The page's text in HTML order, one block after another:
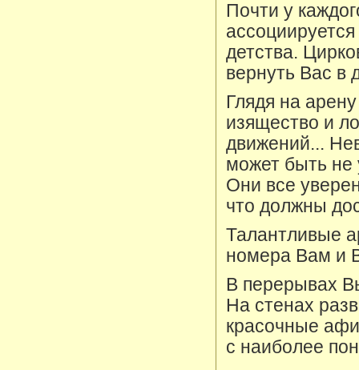
Почти у
детства.
вернуть Вас в
Глядя на
изящество и
движений...
может быть не
Они все
что должны
Талантливые
номера Вам и
В перерывах
На стенах
красочные
с наиболее